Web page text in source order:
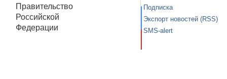
Правительство
Российской
Федерации
Подписка
Экспорт новостей (RSS)
SMS-alert